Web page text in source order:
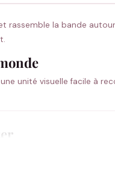
rassemble la bande
unité visuelle facile à
Le futur marié se